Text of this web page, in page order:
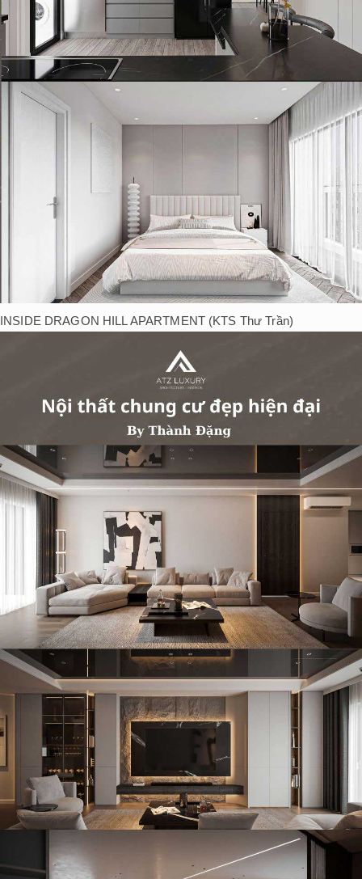
INSIDE DRAGON HILL APARTMENT (KTS Thư Trần)